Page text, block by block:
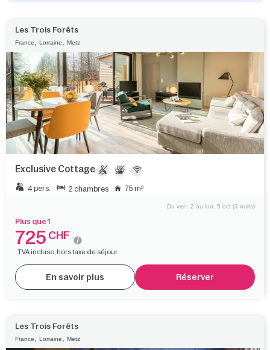
Les Trois Forêts
France Lorraine Metz
Exclusive Cottage
4 pers. 2 chambres 75 m²
Plus que 1
Du ven. 2 au lun. 5 oct (3 nuits)
725 CHF
TVA incluse, hors taxe de séjour.
En savoir plus Réserver
Les Trois Forêts
France Lorraine Metz